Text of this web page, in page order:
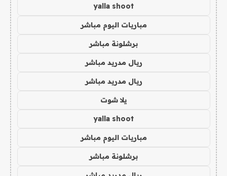
yalla shoot
مباريات اليوم مباشر
برشلونة مباشر
ريال مدريد مباشر
ريال مدريد مباشر
يلا شوت
yalla shoot
مباريات اليوم مباشر
برشلونة مباشر